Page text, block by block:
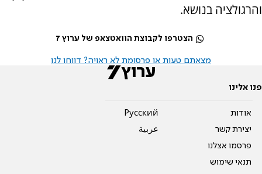
והרגולציה בנושא.
הצטרפו לקבוצת הוואטצאפ של ערוץ 7
מצאתם טעות או פרסומת לא ראויה? דווחו לנו
פנו אלינו
אודות
יצירת קשר
פרסמו אצלנו
תנאי שימוש
Pусский
عربية